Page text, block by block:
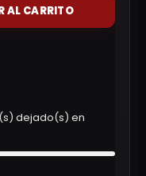
AL CARRITO
dejado(s) en